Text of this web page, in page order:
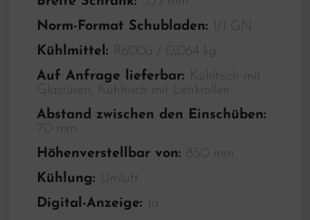
Norm-Format Schubladen: 1/1 GN
Kühlmittel: R600a / 0,064 kg
Auf Anfrage lieferbar: Kühltisch mit
Glastüren, Kühltisch mit Lenkrollen
Abstand zwischen den Einschüben:
70 mm
Höhenverstellbar von: 850 mm
Kühlung: Umluft
Digital-Anzeige:
Ja